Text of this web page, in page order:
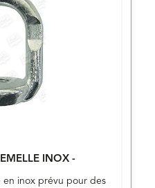
INOX -
inox prévu pour des